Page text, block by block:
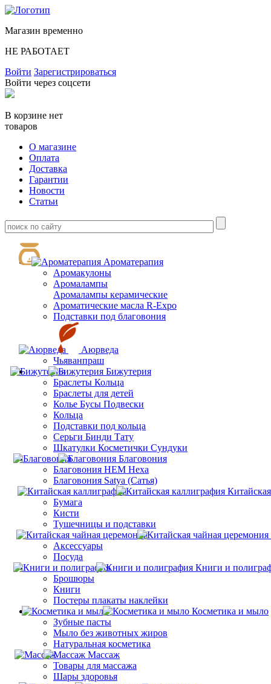
Магазин временно
НЕ РАБОТАЕТ
Войти Зарегистрироваться
Войти через соцсети
В корзине нет
товаров
О магазине
Оплата
Доставка
Гарантии
Новости
Статьи
Ароматерапия
Аромакулоны
Аромалампы
Aромалампы керамические
Ароматические масла R-Expo
Подставки под благовония
Аюрведа
Чьяванпраш
Бижутерия
Браслеты Кольца
Браслеты для детей
Колье Бусы Подвески
Кольца
Подставки под кольца
Серьги Бинди Тату
Шкатулки Косметички Сундуки
Благовония
Благовония HEM Hexa
Благовония Satya (Сатья)
Бумага
Кисти
Тушечницы и подставки
Аксессуары
Посуда
Книги и
Брошюры
Книги
Постеры плакаты наклейки
Косметика и мыло
Зубные пасты
Мыло без животных жиров
Натуральная косметика
Массаж
Товары для массажа
Шары здоровья